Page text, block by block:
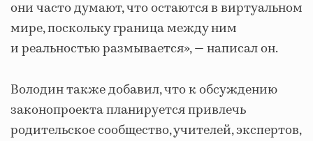
они часто думают, что остаются в виртуальном
мире, поскольку граница между ним
и реальностью размывается», — написал он.
Володин также добавил, что к обсуждению
законопроекта планируется привлечь
родительское сообщество, учителей, экспертов,